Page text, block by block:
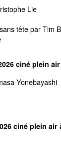
Lie
tête par Tim
ciné plein
Yonebayashi
ciné plein air